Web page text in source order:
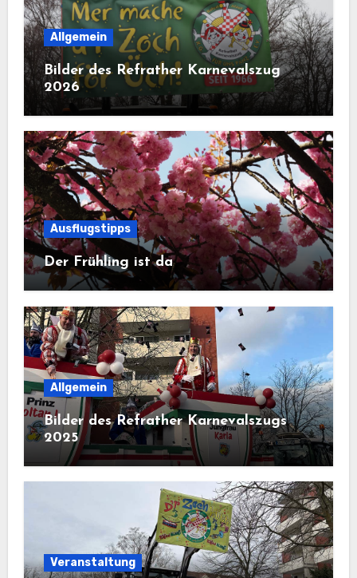
Allgemein
Bilder des Refrather Karnevalszug
2026
Ausflugstipps
Der Frühling ist da
Allgemein
Bilder des Refrather Karnevalszugs
2025
Veranstaltung